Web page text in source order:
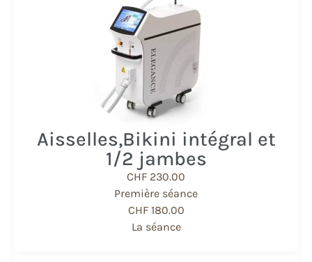
Aisselles, ​Bikini intégral et
1/2 jambes
CHF 230.00
Première séance
CHF 180.00
La séance